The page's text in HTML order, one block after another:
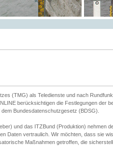
(TMG) als Teledienste und nach
berücksichtigen die Festlegungen der
Bundesdatenschutzgesetz (BDSG).
und das ITZBund (Produktion) nehmen
Daten vertraulich. Wir möchten, dass sie
Maßnahmen getroffen, die